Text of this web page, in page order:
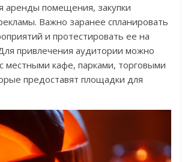
аренды помещения, закупки
Важно заранее спланировать
и протестировать ее на
привлечения аудитории можно
местными кафе, парками, торговыми
предоставят площадки для